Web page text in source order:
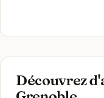
Découvrez